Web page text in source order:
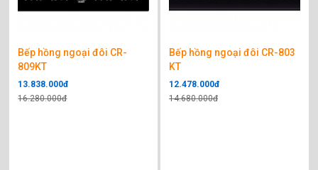
Bếp hồng ngoại đôi CR-
809KT
13.838.000đ
16.280.000đ
Bếp hồng ngoại đôi CR-803
KT
12.478.000đ
14.680.000đ